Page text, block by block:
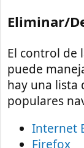
Eliminar/
El control de
puede
hay una lista
populares
Internet
Firefox